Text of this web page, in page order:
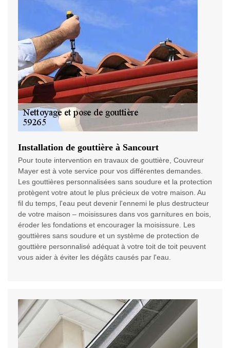
Installation de gouttière à Sancourt
Pour toute intervention en travaux de gouttière, Couvreur
Mayer est à vote service pour vos différentes demandes.
Les gouttières personnalisées sans soudure et la protection
protègent votre atout le plus précieux de votre maison. Au
fil du temps, l'eau peut devenir l'ennemi le plus destructeur
de votre maison – moisissures dans vos garnitures en bois,
éroder les fondations et encourager la moisissure. Les
gouttières sans soudure et un système de protection de
gouttière personnalisé adéquat à votre toit de toit peuvent
vous aider à éviter les dégâts causés par l'eau.